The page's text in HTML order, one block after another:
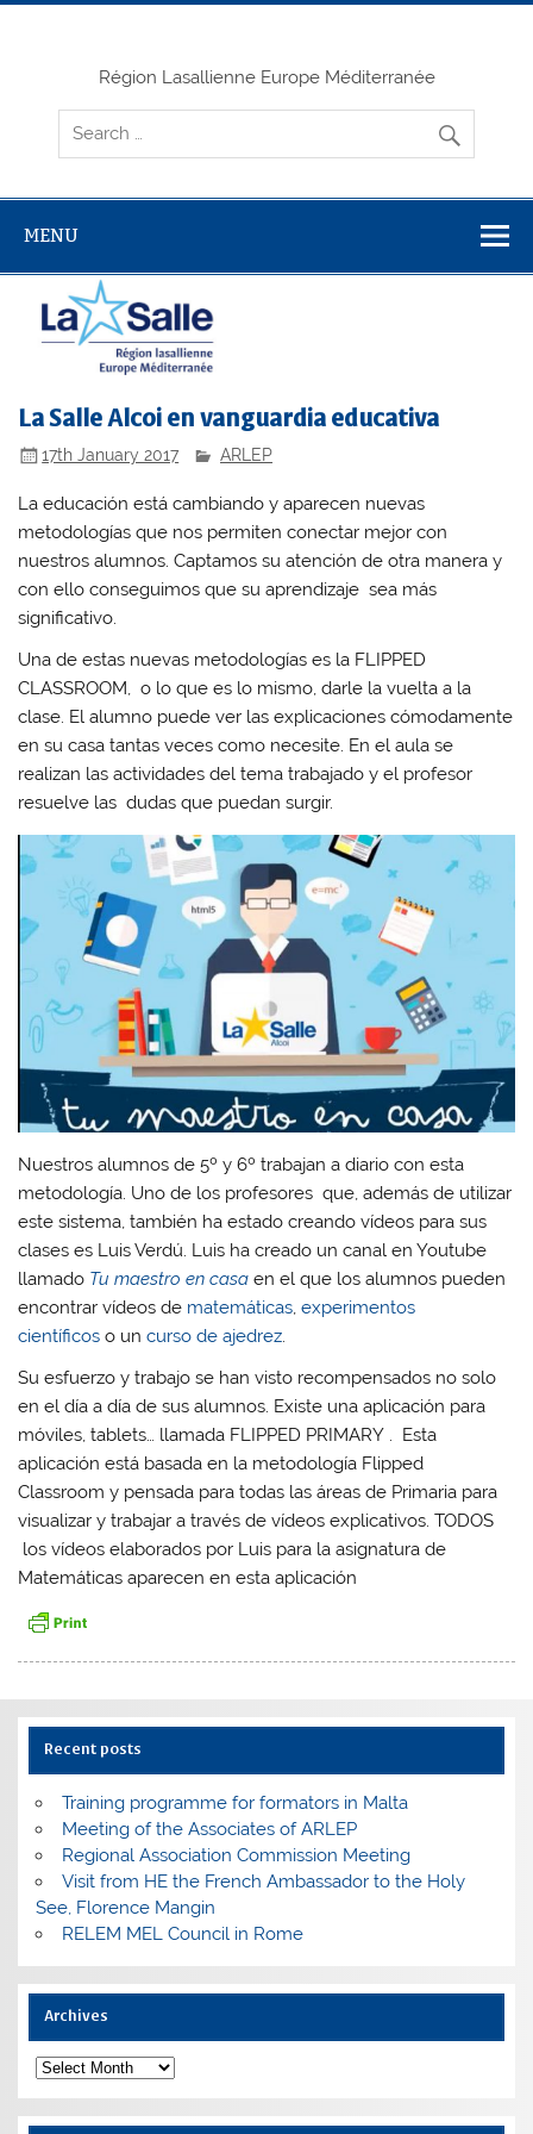
Skip
Région Lasallienne Europe Méditerranée
MENU
La Salle Alcoi en vanguardia educativa
17th January 2017 ARLEP
La educación está cambiando y aparecen nuevas
metodologías que nos permiten conectar mejor con
nuestros alumnos. Captamos su atención de otra manera y
con ello conseguimos que su aprendizaje sea más
significativo.
Una de estas nuevas metodologías es la FLIPPED
CLASSROOM, o lo que es lo mismo, darle la vuelta a la
clase. El alumno puede ver las explicaciones cómodamente
en su casa tantas veces como necesite. En el aula se
realizan las actividades del tema trabajado y el profesor
resuelve las dudas que puedan surgir.
Nuestros alumnos de 5º y 6º trabajan a diario con esta
metodología. Uno de los profesores que, además de utilizar
este sistema, también ha estado creando vídeos para sus
clases es Luis Verdú. Luis ha creado un canal en Youtube
llamado Tu maestro en casa en el que los alumnos pueden
encontrar vídeos de matemáticas,experimentos
científicos o un curso de ajedrez.
Su esfuerzo y trabajo se han visto recompensados no solo
en el día a día de sus alumnos. Existe una aplicación para
móviles, tablets… llamada FLIPPED PRIMARY . Esta
aplicación está basada en la metodología Flipped
Classroom y pensada para todas las áreas de Primaria para
visualizar y trabajar a través de vídeos explicativos. TODOS
los vídeos elaborados por Luis para la asignatura de
Matemáticas aparecen en esta aplicación
Recent posts
Training programme for formators in Malta
Meeting of the Associates of ARLEP
Regional Association Commission Meeting
Visit from HE the French Ambassador to the Holy
See, Florence Mangin
RELEM MEL Council in Rome
Archives
Archives